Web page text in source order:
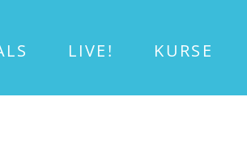
LIVE! KURSE